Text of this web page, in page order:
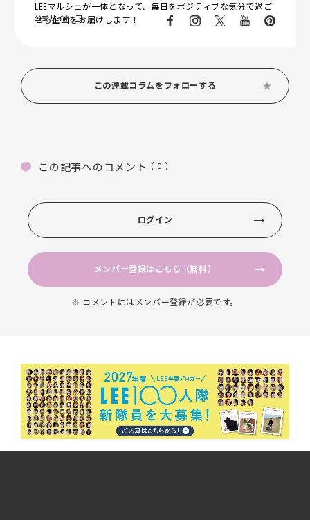
LEEマルシェが一体となって、毎日をポジティブな気分で過ご
せる企画をお届けします！
公式サイト
この連載コラムをフォローする
この記事へのコメント ( 0 )
ログイン
メンバー登録はこちら（無料）
※ コメントにはメンバー登録が必要です。